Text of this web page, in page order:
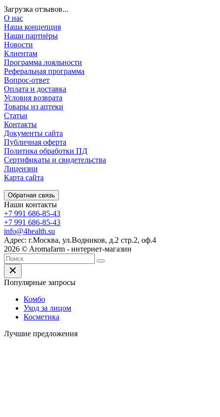
Загрузка отзывов...
О нас
Наша концепция
Наши партнёры
Новости
Клиентам
Программа лояльности
Реферальная программа
Вопрос-ответ
Оплата и доставка
Условия возврата
Товары из аптеки
Статьи
Контакты
Документы сайта
Публичная оферта
Политика обработки ПД
Сертификаты и свидетельства
Лицензии
Карта сайта
Обратная связь
Наши контакты
+7 991 686-85-43
+7 991 686-85-43
info@4health.su
Адрес: г.Москва, ул.Водников, д.2 стр.2, оф.4
2026 © Aromafarm - интернет-магазин
Популярные запросы
Комбо
Уход за лицом
Косметика
Лучшие предложения